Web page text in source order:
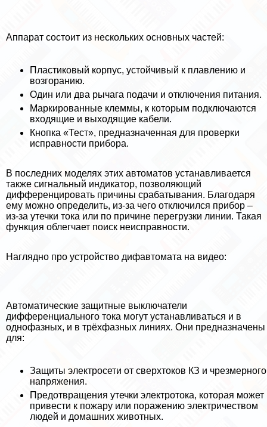
Аппарат состоит из нескольких основных частей:
Пластиковый корпус, устойчивый к плавлению и
возгоранию.
Один или два рычага подачи и отключения питания.
Маркированные клеммы, к которым подключаются
входящие и выходящие кабели.
Кнопка «Тест», предназначенная для проверки
исправности прибора.
В последних моделях этих автоматов устанавливается
также сигнальный индикатор, позволяющий
дифференцировать причины сpaбатывания. Благодаря
ему можно определить, из-за чего отключился прибор –
из-за утечки тока или по причине перегрузки линии. Такая
функция облегчает поиск неисправности.
Наглядно про устройство дифавтомата на видео:
Автоматические защитные выключатели
дифференциального тока могут устанавливаться и в
однофазных, и в трёхфазных линиях. Они предназначены
для:
Защиты электросети от сверхтоков КЗ и чрезмерного
напряжения.
Предотвращения утечки электротока, которая может
привести к пожару или поражению электричеством
людей и домашних животных.